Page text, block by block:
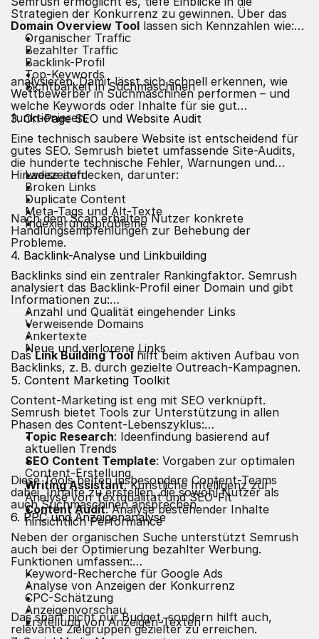
Strategien der Konkurrenz zu gewinnen. Über das
Domain Overview Tool lassen sich Kennzahlen wie:
Organischer Traffic
Bezahlter Traffic
Backlink-Profil
Top-Keywords
Sichtbarkeit in Suchmaschinen
analysieren. Damit lässt sich schnell erkennen, wie
Wettbewerber in Suchmaschinen performen – und
welche Keywords oder Inhalte für sie gut
funktionieren.
3.On-Page SEO und Website Audit
Eine technisch saubere Website ist entscheidend für
gutes SEO. Semrush bietet umfassende Site-Audits,
die hunderte technische Fehler, Warnungen und
Hinweise aufdecken, darunter:
Ladezeiten
Broken Links
Duplicate Content
Meta-Tags und Alt-Texte
Indexierungsprobleme
Nach dem Scan erhalten Nutzer konkrete
Handlungsempfehlungen zur Behebung der
Probleme.
4. Backlink-Analyse und Linkbuilding
Backlinks sind ein zentraler Rankingfaktor. Semrush
analysiert das Backlink-Profil einer Domain und gibt
Informationen zu:
Anzahl und Qualität eingehender Links
Verweisende Domains
Ankertexte
Neue und verlorene Links
DasLink Building Toolhilft beim aktiven Aufbau von
Backlinks, z. B. durch gezielte Outreach-Kampagnen.
5. Content Marketing Toolkit
Content-Marketing ist eng mit SEO verknüpft.
Semrush bietet Tools zur Unterstützung in allen
Phasen des Content-Lebenszyklus:
Topic Research: Ideenfindung basierend auf
aktuellen Trends
SEO Content Template: Vorgaben zur optimalen
Content-Erstellung
Writing Assistant: Künstliche Intelligenz zur
Analyse von Textqualität und SEO-Fit
Content Audit: Analyse bestehender Inhalte
hinsichtlich Performance
Diese Tools helfen insbesondere Content-Teams
dabei, Inhalte zu erstellen, die sowohl Nutzer als
auch Suchmaschinen ansprechen.
6. PPC und Anzeigenanalyse
Neben der organischen Suche unterstützt Semrush
auch bei der Optimierung bezahlter Werbung.
Funktionen umfassen:
Keyword-Recherche für Google Ads
Analyse von Anzeigen der Konkurrenz
CPC-Schätzung
Anzeigenvorschau
Erstellung von Anzeigen-Texten
Das spart nicht nur Budget, sondern hilft auch,
relevante Zielgruppen gezielter zu erreichen.